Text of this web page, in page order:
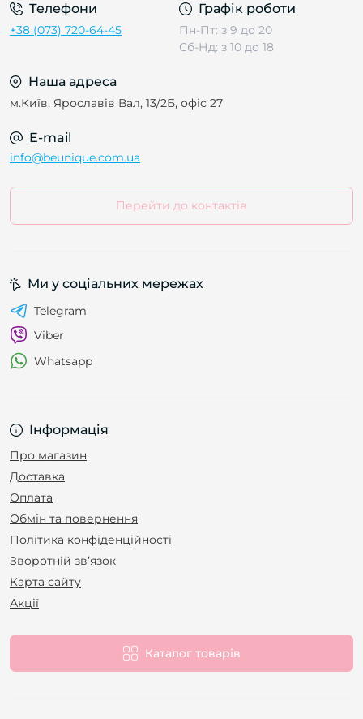
Телефони
+38 (073) 720-64-45
Графік роботи
Пн-Пт: з 9 до 20
Сб-Нд: з 10 до 18
Наша адреса
м.Київ, Ярославів Вал, 13/2Б, офіс 27
E-mail
info@beunique.com.ua
Перейти до контактів
Інформація
Про магазин
Доставка
Оплата
Обмін та повернення
Політика конфіденційності
Зворотній зв’язок
Карта сайту
Акції
Каталог товарів
Ми у соціальних мережах
Telegram
Viber
Whatsapp